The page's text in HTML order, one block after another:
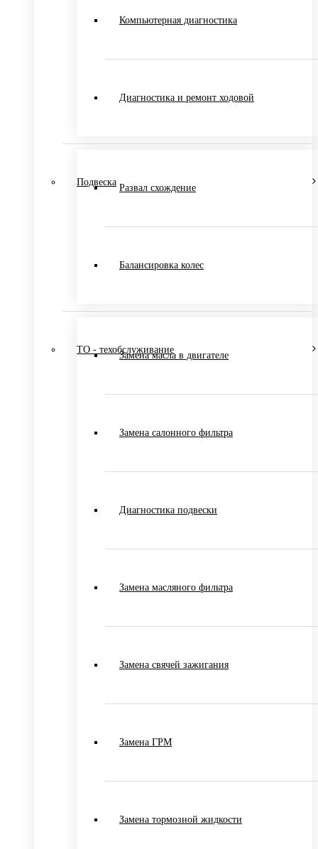
Компьютерная диагностика
Диагностика и ремонт ходовой
Подвеска
Развал схождение
Балансировка колес
ТО - техобслуживание
Замена масла в двигателе
Замена салонного фильтра
Диагностика подвески
Замена масляного фильтра
Замена свячей зажигания
Замена ГРМ
Замена тормозной жидкости